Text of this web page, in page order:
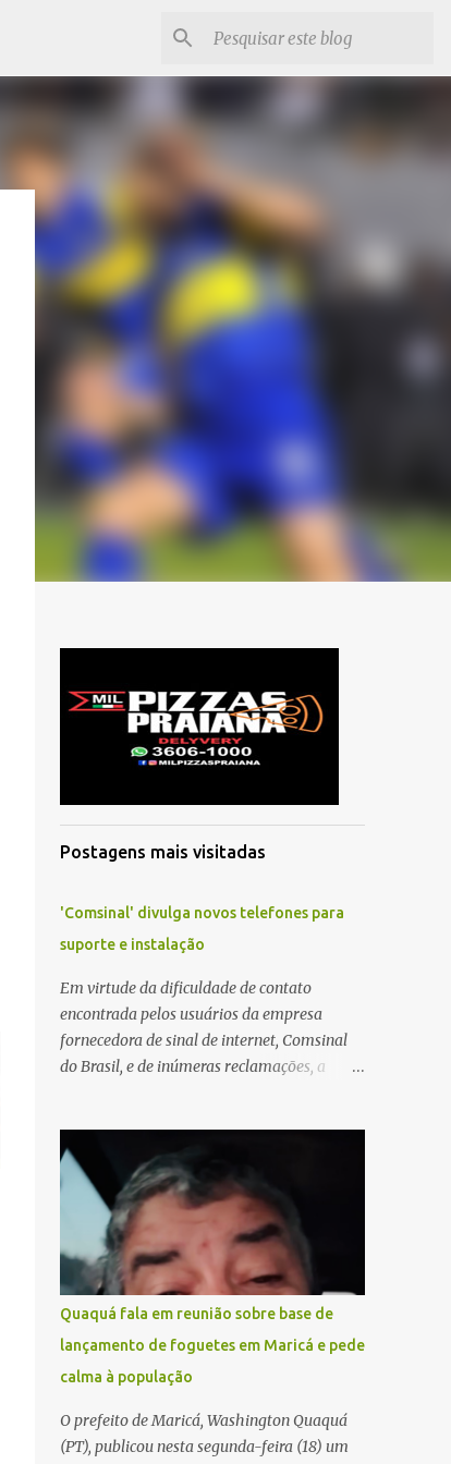
Postagens mais visitadas
'Comsinal' divulga novos telefones para
suporte e instalação
Em virtude da dificuldade de contato
encontrada pelos usuários da empresa
fornecedora de sinal de internet, Comsinal
do Brasil, e de inúmeras reclamações, a
suporte técnico. Confira, a seguir: 2623-
5858, 2623-9006 e 26235651
Quaquá fala em reunião sobre base de
lançamento de foguetes em Maricá e pede
calma à população
O prefeito de Maricá, Washington Quaquá
(PT), publicou nesta segunda-feira (18) um